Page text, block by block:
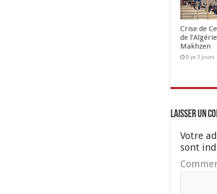
Crise de
de
Makhzen
Il ya 3 jours
Laisser un
Votre
sont